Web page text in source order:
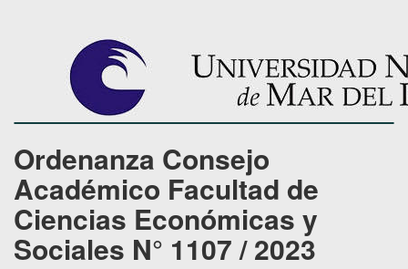
Ordenanza Consejo
Académico Facultad de
Ciencias Económicas y
Sociales N° 1107 / 2023